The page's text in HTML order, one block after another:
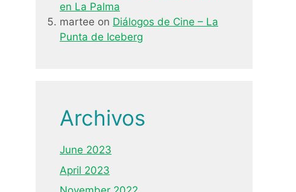
en La Palma
martee on Diálogos de Cine – La
Punta de Iceberg
Archivos
June 2023
April 2023